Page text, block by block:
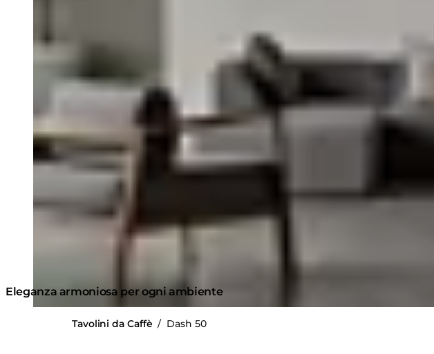
Eleganza armoniosa per ogni ambiente
Tavolini da Caffè / Dash 50